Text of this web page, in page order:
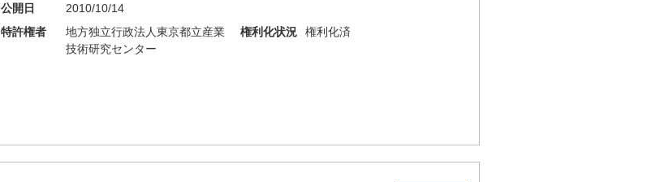
公開日
2010/10/14
特許権者
地方独立行政法人東京都立産業
技術研究センター
権利化状況 権利化済